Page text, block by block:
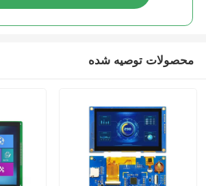
محصولات توصیه شده